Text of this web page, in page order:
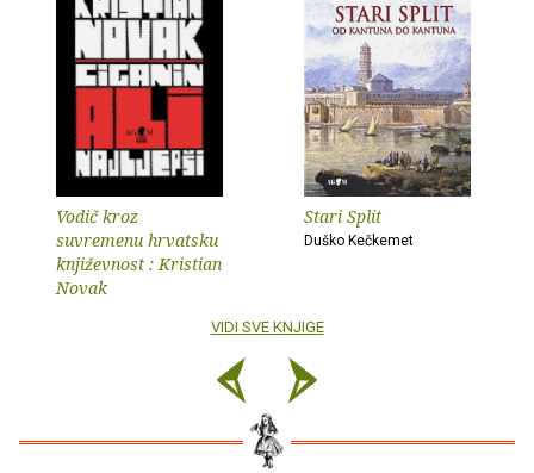
Vodič kroz
suvremenu hrvatsku
književnost : Kristian
Novak
Stari Split
Duško Kečkemet
VIDI SVE KNJIGE